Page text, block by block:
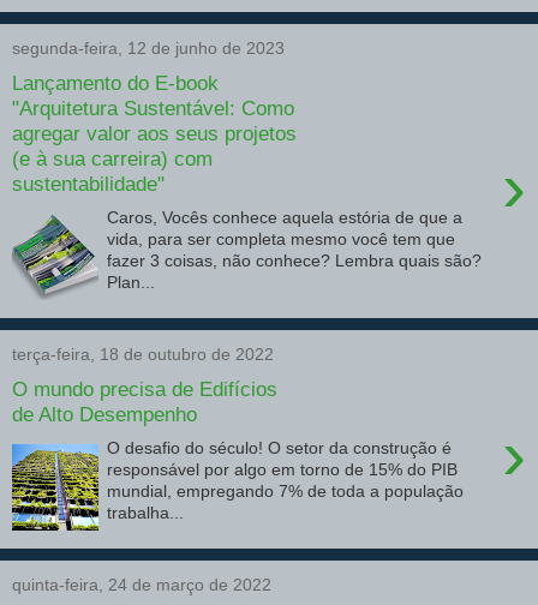
segunda-feira, 12 de junho de 2023
Lançamento do E-book
"Arquitetura Sustentável: Como
agregar valor aos seus projetos
(e à sua carreira) com
sustentabilidade"
›
Caros, Vocês conhece aquela estória de que a
vida, para ser completa mesmo você tem que
fazer 3 coisas, não conhece? Lembra quais são?
Plan...
terça-feira, 18 de outubro de 2022
O mundo precisa de Edifícios
de Alto Desempenho
›
O desafio do século! O setor da construção é
responsável por algo em torno de 15% do PIB
mundial, empregando 7% de toda a população
trabalha...
quinta-feira, 24 de março de 2022